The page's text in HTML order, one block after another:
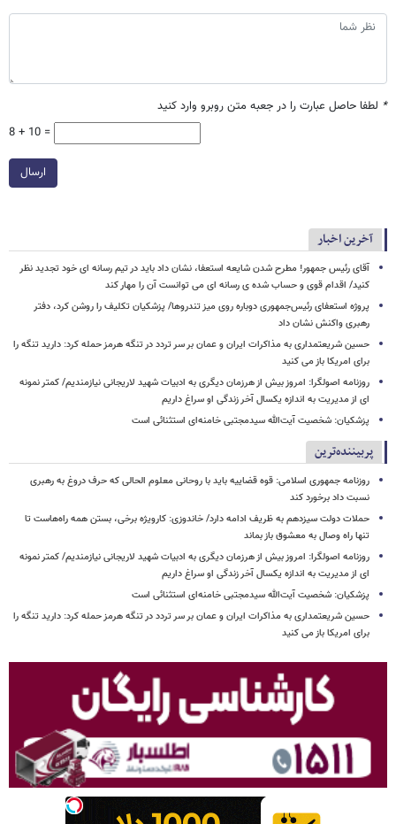
* لطفا حاصل عبارت را در جعبه متن روبرو وارد کنید
8 + 10 =
ارسال
آخرین اخبار
آقای رئیس جمهور! مطرح شدن شایعه استعفا، نشان داد باید در تیم رسانه ای خود تجدید نظر
کنید/ اقدام قوی و حساب شده ی رسانه ای می توانست آن را مهار کند
پروژه استعفای رئیس‌جمهوری دوباره روی میز تندروها/ پزشکیان تکلیف را روشن کرد، دفتر
رهبری واکنش نشان داد
حسین شریعتمداری به مذاکرات ایران و عمان بر سر تردد در تنگه هرمز حمله کرد: دارید تنگه را
برای امریکا باز می کنید
روزنامه اصولگرا: امروز بیش از هرزمان دیگری به ادبیات شهید لاریجانی نیازمندیم/ کمتر نمونه
ای از مدیریت به اندازه یکسال آخر زندگی او سراغ داریم
پزشکیان: شخصیت آیت‌الله سیدمجتبی خامنه‌ای استثنائی است
پربیننده‌ترین
روزنامه جمهوری اسلامی: قوه قضاییه باید با روحانی معلوم الحالی که حرف دروغ به رهبری
نسبت داد برخورد کند
حملات دولت سیزدهم به ظریف ادامه دارد/ خاندوزی: کارویژه برخی، بستن همه راه‌هاست تا
تنها راه وصال به معشوق باز بماند
روزنامه اصولگرا: امروز بیش از هرزمان دیگری به ادبیات شهید لاریجانی نیازمندیم/ کمتر نمونه
ای از مدیریت به اندازه یکسال آخر زندگی او سراغ داریم
پزشکیان: شخصیت آیت‌الله سیدمجتبی خامنه‌ای استثنائی است
حسین شریعتمداری به مذاکرات ایران و عمان بر سر تردد در تنگه هرمز حمله کرد: دارید تنگه را
برای امریکا باز می کنید